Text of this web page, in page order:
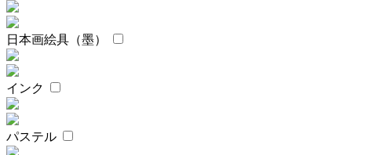
日本画絵具（墨）
インク
パステル